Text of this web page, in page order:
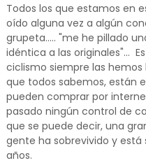
Todos los que estamos en
oído alguna vez a algún
grupeta..... "me he pillado
idéntica a las originales"...
ciclismo siempre las hemos
que todos sabemos, están
pueden comprar por
pasado ningún control de
que se puede decir, una
gente ha sobrevivido y
años.